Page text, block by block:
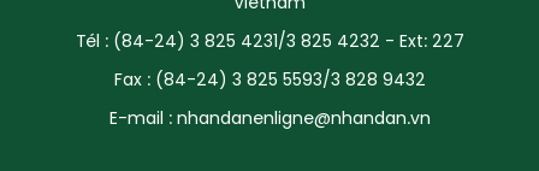
Tél : (84-24) 3 825 4231/3 825 4232 - Ext: 227
Fax : (84-24) 3 825 5593/3 828 9432
E-mail : nhandanenligne@nhandan.vn